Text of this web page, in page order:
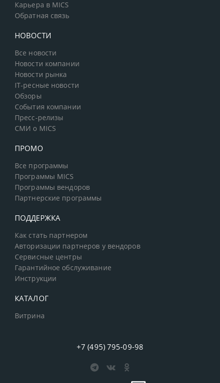
Карьера в MICS
Обратная связь
НОВОСТИ
Все новости
Новости компании
Новости рынка
IT-ресные новости
Обзоры
События компании
Пресс-релизы
СМИ о MICS
ПРОМО
Все программы
Программы MICS
Программы вендоров
Партнерские программы
ПОДДЕРЖКА
Как стать партнером
Авторизации партнеров у вендоров
Сервисные центры
Гарантийное обслуживание
Инструкции
КАТАЛОГ
Витрина
+7 (495) 795-09-98